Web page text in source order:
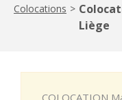
Colocations >
Liège
COLOCATION